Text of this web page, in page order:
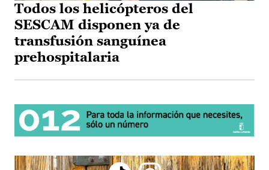
Todos los helicópteros del
SESCAM disponen ya de
transfusión sanguínea
prehospitalaria